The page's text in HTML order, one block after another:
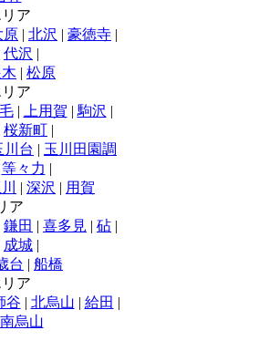
ア
原 | 北沢 | 豪徳寺 |
代沢 |
| 松原
ア
| 上用賀 | 駒沢 |
桜新町 |
川台 | 玉川田園調
等々力 |
| 深沢 | 用賀
ア
鎌田 | 喜多見 | 砧 |
成城 |
台 | 船橋
ア
谷 | 北烏山 | 給田 |
南烏山